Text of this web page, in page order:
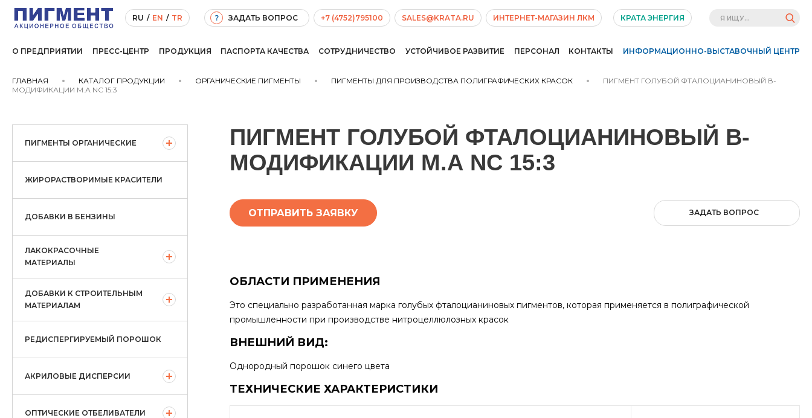
RU / EN / TR ? ЗАДАТЬ ВОПРОС +7 (4752)795100 SALES@KRATA.RU ИНТЕРНЕТ-МАГАЗИН ЛКМ КРАТА ЭНЕРГИЯ
О ПРЕДПРИЯТИИ ПРЕСС-ЦЕНТР ПРОДУКЦИЯ ПАСПОРТА КАЧЕСТВА СОТРУДНИЧЕСТВО УСТОЙЧИВОЕ РАЗВИТИЕ ПЕРСОНАЛ КОНТАКТЫ ИНФОРМАЦИОННО-ВЫСТАВОЧНЫЙ ЦЕНТР
ГЛАВНАЯ КАТАЛОГ ПРОДУКЦИИ ОРГАНИЧЕСКИЕ ПИГМЕНТЫ ПИГМЕНТЫ ДЛЯ ПРОИЗВОДСТВА ПОЛИГРАФИЧЕСКИХ КРАСОК
ПИГМЕНТ ГОЛУБОЙ ФТАЛОЦИАНИНОВЫЙ В-
МОДИФИКАЦИИ М.А NC 15:3
ПИГМЕНТЫ ОРГАНИЧЕСКИЕ
ЖИРОРАСТВОРИМЫЕ КРАСИТЕЛИ
ДОБАВКИ В БЕНЗИНЫ
ЛАКОКРАСОЧНЫЕ
МАТЕРИАЛЫ
ДОБАВКИ К СТРОИТЕЛЬНЫМ
МАТЕРИАЛАМ
РЕДИСПЕРГИРУЕМЫЙ ПОРОШОК
АКРИЛОВЫЕ ДИСПЕРСИИ
ОПТИЧЕСКИЕ ОТБЕЛИВАТЕЛИ
ПИГМЕНТ ГОЛУБОЙ ФТАЛОЦИАНИНОВЫЙ В-
МОДИФИКАЦИИ М.А NC 15:3
ОТПРАВИТЬ ЗАЯВКУ ЗАДАТЬ ВОПРОС
ОБЛАСТИ ПРИМЕНЕНИЯ
Это специально разработанная марка голубых фталоцианиновых пигментов, которая применяется в полиграфической
промышленности при производстве нитроцеллюлозных красок
ВНЕШНИЙ ВИД:
Однородный порошок синего цвета
ТЕХНИЧЕСКИЕ ХАРАКТЕРИСТИКИ